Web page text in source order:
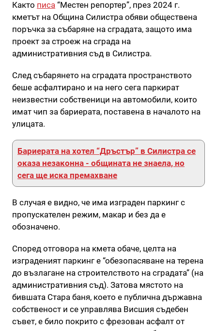
Както писа “Местен репортер”, през 2024 г.
кметът на Община Силистра обяви обществена
поръчка за събаряне на сградата, защото има
проект за строеж на сграда на
административния съд в Силистра.
След събарянето на сградата пространството
беше асфалтирано и на него сега паркират
неизвестни собственици на автомобили, които
имат чип за бариерата, поставена в началото на
улицата.
Бариерата на хотел “Дръстър” в Силистра се
оказа незаконна - общината не знаела, но
сега ще иска премахване
В случая е видно, че има изграден паркинг с
пропускателен режим, макар и без да е
обозначено.
Според отговора на кмета обаче, целта на
изграденият паркинг е “обезопасяване на терена
до възлагане на строителството на сградата” (на
административния съд). Затова мястото на
бившата Стара баня, което е публична държавна
собственост и се управлява Висшия съдебен
съвет, е било покрито с фрезован асфалт от